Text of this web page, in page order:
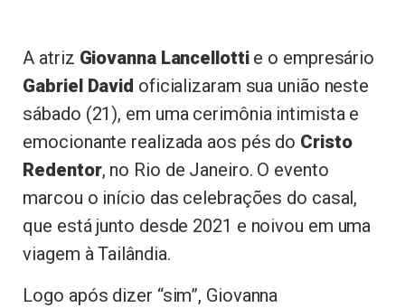
A atriz Giovanna Lancellottie o empresário
Gabriel David oficializaram sua união neste
sábado (21), em uma cerimônia intimista e
emocionante realizada aos pés do Cristo
Redentor, no Rio de Janeiro. O evento
marcou o início das celebrações do casal,
que está junto desde 2021 e noivou em uma
viagem à Tailândia.
Logo após dizer “sim”, Giovanna